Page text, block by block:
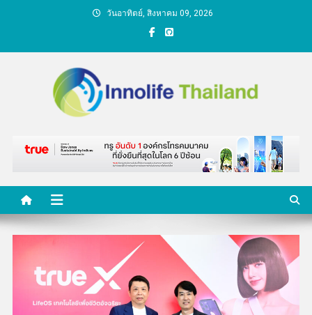
วันอาทิตย์, สิงหาคม 09, 2026
คนกับความคิด ชีวิตกับ
นวัตกรรม